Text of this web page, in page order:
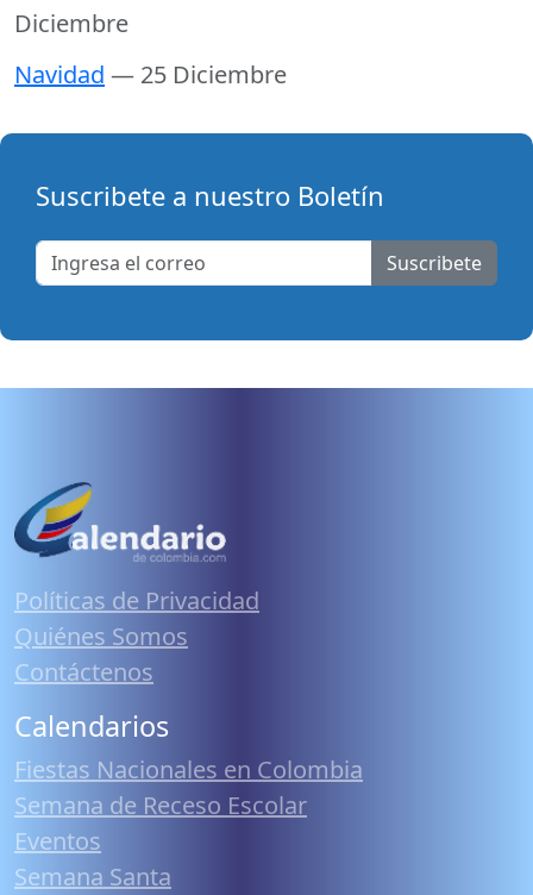
Diciembre
Navidad — 25 Diciembre
Suscribete a nuestro Boletín
Suscribete
Políticas de Privacidad
Quiénes Somos
Contáctenos
Calendarios
Fiestas Nacionales en Colombia
Semana de Receso Escolar
Eventos
Semana Santa